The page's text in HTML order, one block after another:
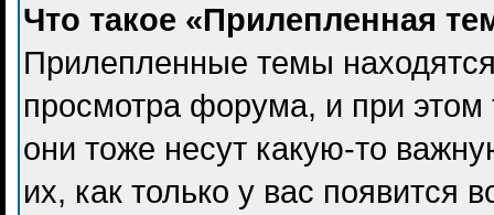
Что такое «Прилепленная
Прилепленные темы
просмотра форума, и при
они тоже несут какую-то
их, как только у вас появится